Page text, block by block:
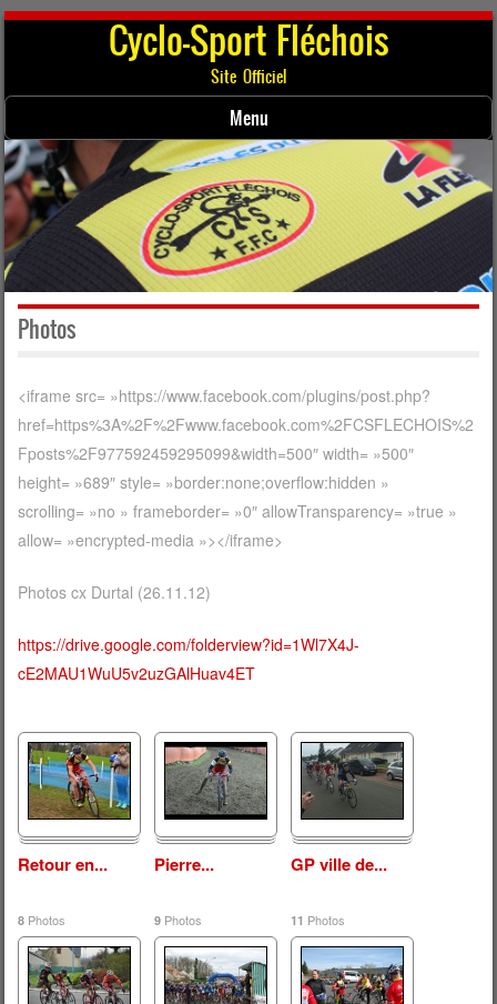
Cyclo-Sport Fléchois
Site Officiel
Menu
Skip to content
Photos
<iframe src= »https://www.facebook.com/plugins/post.php?
href=https%3A%2F%2Fwww.facebook.com%2FCSFLECHOIS%2
Fposts%2F977592459295099&width=500″ width= »500″
height= »689″ style= »border:none;overflow:hidden »
scrolling= »no » frameborder= »0″ allowTransparency= »true »
allow= »encrypted-media »></iframe>
Photos cx Durtal (26.11.12)
https://drive.google.com/folderview?id=1Wl7X4J-
cE2MAU1WuU5v2uzGAlHuav4ET
Retour en...
8Photos
Pierre...
9Photos
GP ville de...
11 Photos